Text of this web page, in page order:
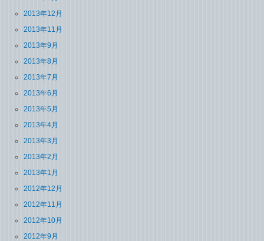
2013年12月
2013年11月
2013年9月
2013年8月
2013年7月
2013年6月
2013年5月
2013年4月
2013年3月
2013年2月
2013年1月
2012年12月
2012年11月
2012年10月
2012年9月